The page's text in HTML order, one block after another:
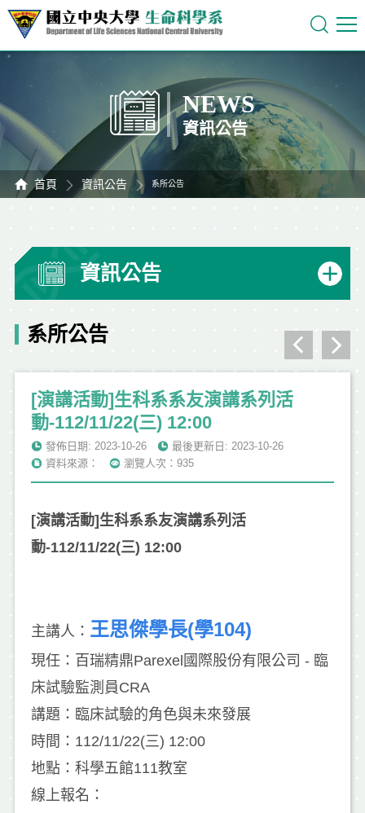
NEWS
資訊公告
首頁 資訊公告 系所公告
資訊公告
系所公告
[演講活動]生科系系友演講系列活
動-112/11/22(三) 12:00
發佈日期: 2023-10-26
最後更新日: 2023-10-26
資料來源：
瀏覽人次：935
[演講活動]生科系系友演講系列活
動-112/11/22(三) 12:00
主講人： 王思傑學長(學104)
現任：百瑞精鼎Parexel國際股份有限公司 - 臨
床試驗監測員CRA
講題：臨床試驗的角色與未來發展
時間：112/11/22(三) 12:00
地點：科學五館111教室
線上報名：